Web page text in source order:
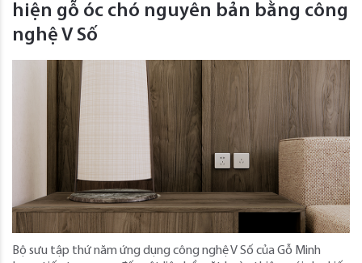
hiện gỗ óc chó nguyên bản bằng công
nghệ V Số
Bộ sưu tập thứ năm ứng dụng công nghệ V Số của Gỗ Minh